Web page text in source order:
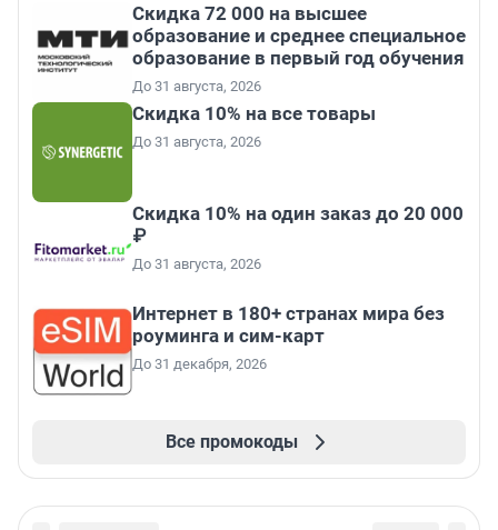
Скидка 72 000 на высшее
образование и среднее специальное
образование в первый год обучения
До 31 августа, 2026
Скидка 10% на все товары
До 31 августа, 2026
Скидка 10% на один заказ до 20 000
₽
До 31 августа, 2026
Интернет в 180+ странах мира без
роуминга и сим-карт
До 31 декабря, 2026
Все промокоды